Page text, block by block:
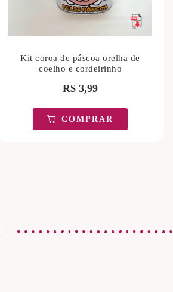
Kit coroa de páscoa orelha de
coelho e cordeirinho
R$ 3,99
COMPRAR